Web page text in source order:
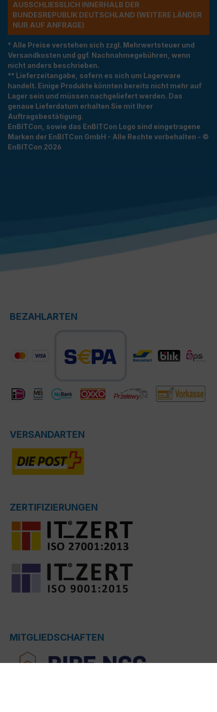
USSCHLIESSLICH INNERHALB DER BU
NDESREPUBLIK DEUTSCHLAND (WEITERE LÄNDER NU
R AUF ANFRAGE)
* Alle Preise verstehen sich zzgl. Mehrwertsteuer und
Versandkosten und ggf. Nachnahmegebühren, wenn
nicht anders beschrieben.
** Lieferzeitangabe, sofern es sich um Lagerware
handelt. Einige Produkte könnten bereits nicht mehr auf
Lager sein und müssen nachgeliefert werden. Das
genaue Lieferdatum erhalten Sie mit Ihrer
Auftragsbestätigung.
EnBITCon, sowie das EnBITCon Logo sind eingetragene
Marken der EnBITCon GmbH - Alle Rechte vorbehalten - ©
EnBITCon 2026
BEZAHLARTEN
VERSANDARTEN
ZERTIFIZIERUNGEN
MITGLIEDSCHAFTEN